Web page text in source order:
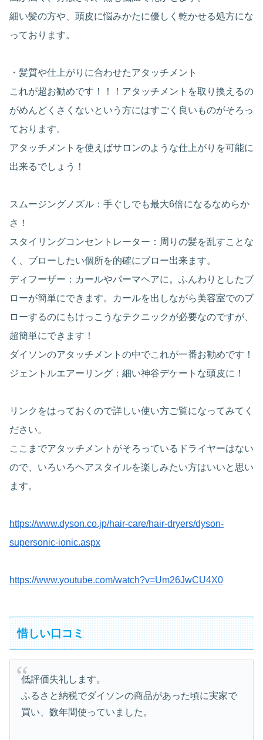
細い髪の方や、頭皮に悩みかたに優しく乾かせる処方にな
っております。
・髪質や仕上がりに合わせたアタッチメント
これが超お勧めです！！！アタッチメントを取り換えるの
がめんどくさくないという方にはすごく良いものがそろっ
ております。
アタッチメントを使えばサロンのような仕上がりを可能に
出来るでしょう！
スムージングノズル：手ぐしでも最大6倍になるなめらか
さ！
スタイリングコンセントレーター：周りの髪を乱すことな
く、ブローしたい個所を的確にブロー出来ます。
ディフーザー：カールやパーマヘアに。ふんわりとしたブ
ローが簡単にできます。カールを出しながら美容室でのブ
ローするのにもけっこうなテクニックが必要なのですが、
超簡単にできます！
ダイソンのアタッチメントの中でこれが一番お勧めです！
ジェントルエアーリング：細い神谷デケートな頭皮に！
リンクをはっておくので詳しい使い方ご覧になってみてく
ださい。
ここまでアタッチメントがそろっているドライヤーはない
ので、いろいろヘアスタイルを楽しみたい方はいいと思い
ます。
https://www.dyson.co.jp/hair-care/hair-dryers/dyson-
supersonic-ionic.aspx
https://www.youtube.com/watch?v=Um26JwCU4X0
惜しい口コミ
低評価失礼します。
ふるさと納税でダイソンの商品があった頃に実家で
買い、数年間使っていました。